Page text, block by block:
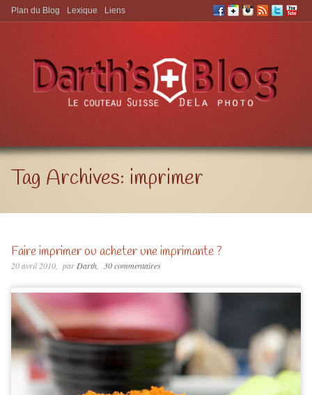
Aller à:
Plan du Blog Lexique Liens
Tag Archives: imprimer
Faire imprimer ou acheter une imprimante ?
20 avril 2010 parDarth 30 commentaires